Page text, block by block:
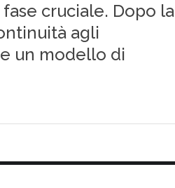
cruciale. Dopo la
agli
un modello di